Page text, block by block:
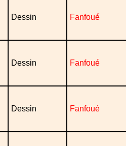
Dessin Fanfoué
Dessin Fanfoué
Dessin Fanfoué